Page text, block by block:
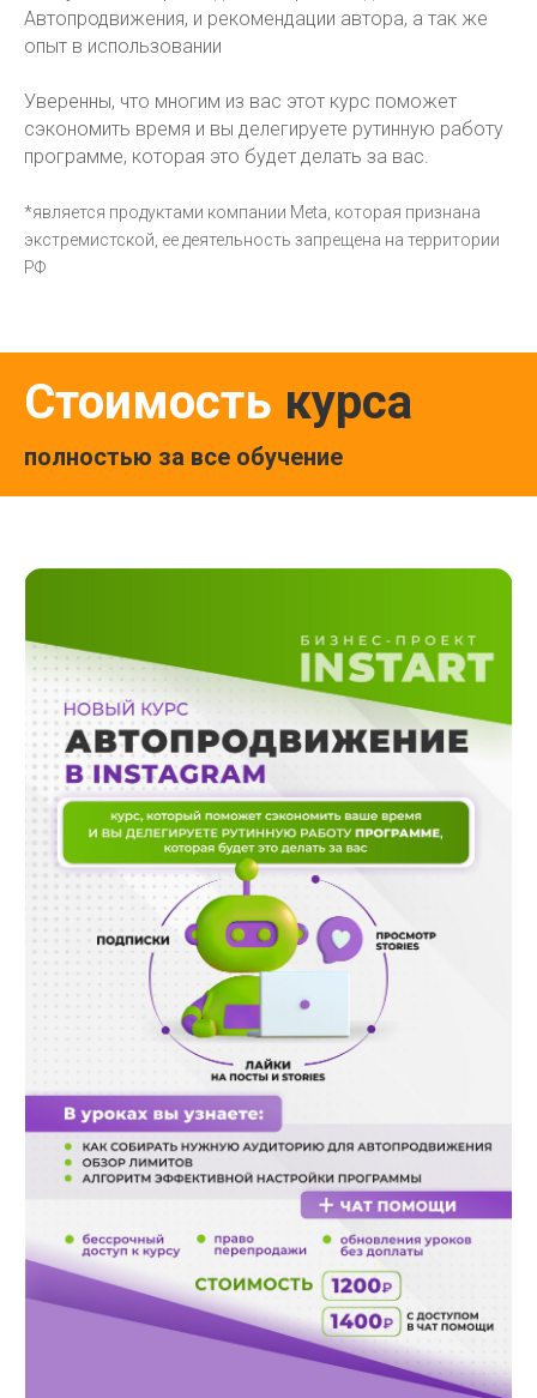
Автопродвижения, и рекомендации автора, а так же
опыт в использовании
Уверенны, что многим из вас этот курс поможет
сэкономить время и вы делегируете рутинную работу
программе, которая это будет делать за вас.
*является продуктами компании Meta, которая признана
экстремистской, ее деятельность запрещена на территории
РФ
Стоимость курса
полностью за все обучение